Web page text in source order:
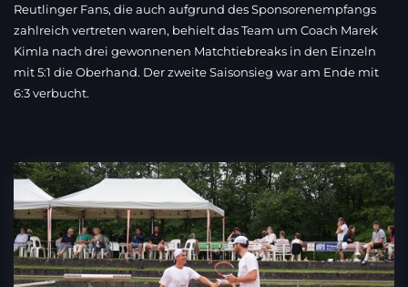
Reutlinger Fans, die auch aufgrund des Sponsorenempfangs
zahlreich vertreten waren, behielt das Team um Coach Marek
Kimla nach drei gewonnenen Matchtiebreaks in den Einzeln
mit 5:1 die Oberhand. Der zweite Saisonsieg war am Ende mit
6:3 verbucht.